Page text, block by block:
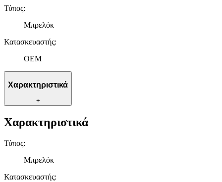
Τύπος:
Μπρελόκ
Κατασκευαστής:
OEM
Χαρακτηριστικά
+
Χαρακτηριστικά
Τύπος:
Μπρελόκ
Κατασκευαστής: